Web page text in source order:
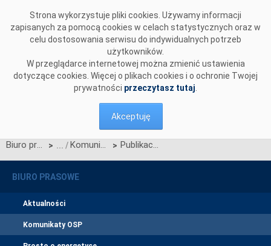
Strona wykorzystuje pliki cookies. Używamy informacji
zapisanych za pomocą cookies w celach statystycznych oraz w
celu dostosowania serwisu do indywidualnych potrzeb
użytkowników.
W przeglądarce internetowej można zmienić ustawienia
dotyczące cookies. Więcej o plikach cookies i o ochronie Twojej
prywatności przeczytasz tutaj
Akceptuję
Biuro prasowe > Komunikaty OSP > Publikacja Standardów technicznych systemu WIRE wer. 9.0. wersji roboczej
BIURO PRASOWE
Aktualności
Komunikaty OSP